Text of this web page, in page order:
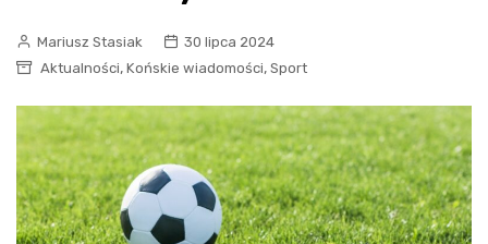
Mariusz Stasiak
30 lipca 2024
Aktualności, Końskie wiadomości, Sport